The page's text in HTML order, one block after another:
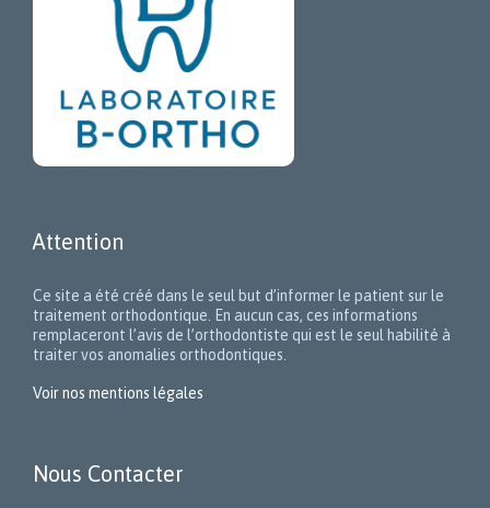
Attention
Ce site a été créé dans le seul but d’informer le patient sur le
traitement orthodontique. En aucun cas, ces informations
remplaceront l’avis de l’orthodontiste qui est le seul habilité à
traiter vos anomalies orthodontiques.
Voir nos mentions légales
Nous Contacter